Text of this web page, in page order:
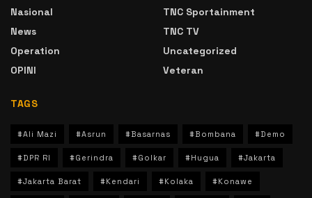
Nasional
News
Operation
OPINI
TNC Sportainment
TNC TV
Uncategorized
Veteran
TAGS
#Ali Mazi #Asrun #Basarnas #Bombana #Demo
#DPR RI #Gerindra #Golkar #Hugua #Jakarta
#Jakarta Barat #Kendari #Kolaka #Konawe